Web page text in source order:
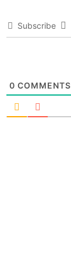
Subscribe
0 COMMENTS